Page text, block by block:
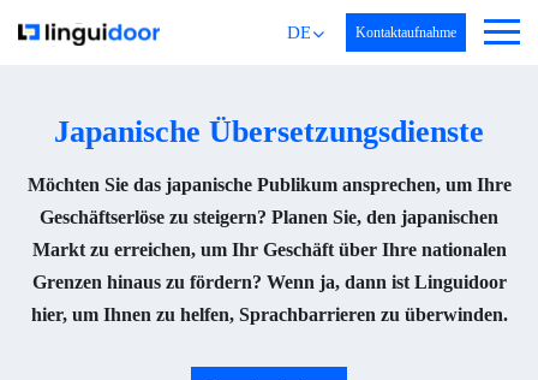
DEUTSCHKontaktaufnahme
Japanische Übersetzungsdienste
Möchten Sie das japanische Publikum ansprechen, um Ihre
Geschäftserlöse zu steigern? Planen Sie, den japanischen
Markt zu erreichen, um Ihr Geschäft über Ihre nationalen
Grenzen hinaus zu fördern? Wenn ja, dann ist Linguidoor
hier, um Ihnen zu helfen, Sprachbarrieren zu überwinden.